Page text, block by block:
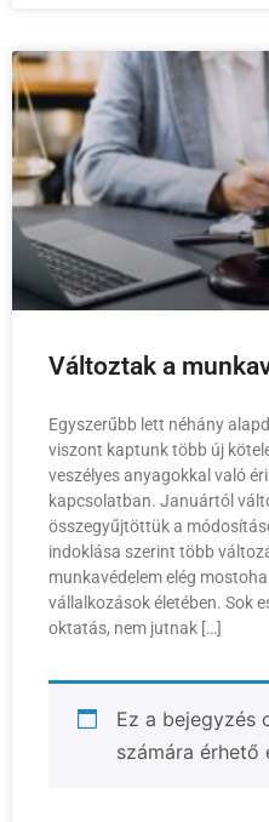
Változtak a
Egyszerűbb lett néhány
viszont kaptunk több új
veszélyes anyagokkal való
kapcsolatban. Januártól
összegyűjtöttük a
indoklása szerint több
munkavédelem elég
vállalkozások életében. Sok
oktatás, nem jutnak […]
Ez a bejegyzés
számára érhető